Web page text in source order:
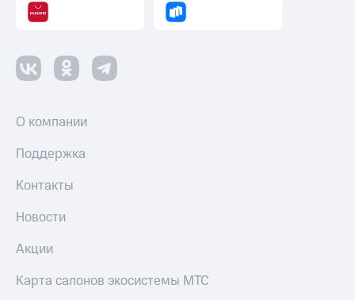
О компании
Поддержка
Контакты
Новости
Акции
Карта салонов экосистемы МТС